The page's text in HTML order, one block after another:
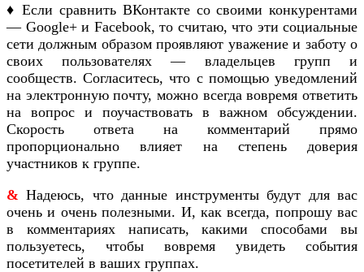
♦ Если сравнить ВКонтакте со своими конкурентами
— Google+ и Facebook, то считаю, что эти социальные
сети должным образом проявляют уважение и заботу о
своих пользователях — владельцев групп и
сообществ. Согласитесь, что с помощью уведомлений
на электронную почту, можно всегда вовремя ответить
на вопрос и поучаствовать в важном обсуждении.
Скорость ответа на комментарий прямо
пропорционально влияет на степень доверия
участников к группе.
& Надеюсь, что данные инструменты будут для вас
очень и очень полезными. И, как всегда, попрошу вас
в комментариях написать, какими способами вы
пользуетесь, чтобы вовремя увидеть события
посетителей в ваших группах.